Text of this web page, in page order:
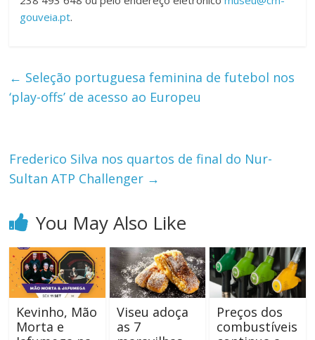
gouveia.pt.
← Seleção portuguesa feminina de futebol nos
‘play-offs’ de acesso ao Europeu
Frederico Silva nos quartos de final do Nur-
Sultan ATP Challenger →
You May Also Like
Kevinho, Mão
Morta e
Viseu adoça
as 7
Preços dos
combustíveis